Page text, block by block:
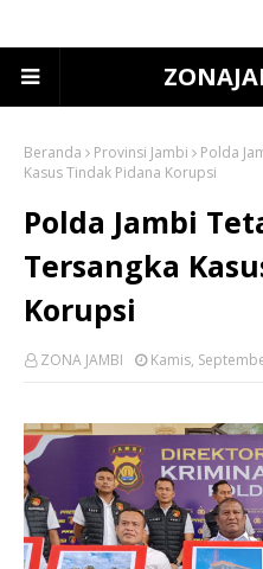
Beranda Provinsi Jambi
Polda
Kasus Tindak Pidana Korupsi
Polda Jambi
Tersangka
Korupsi
ZONA JAMBI Kamis,